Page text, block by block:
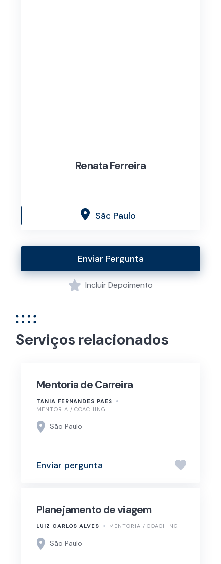
Renata Ferreira
São Paulo
Enviar Pergunta
Incluir Depoimento
Serviços relacionados
Mentoria de Carreira
TANIA FERNANDES PAES
MENTORIA / COACHING
São Paulo
Enviar pergunta
Planejamento de viagem
LUIZ CARLOS ALVES MENTORIA / COACHING
São Paulo